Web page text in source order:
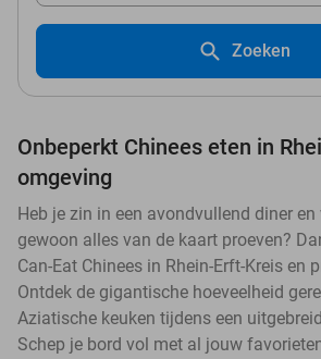
Zoeken
Onbeperkt Chinees eten in
omgeving
Heb je zin in een avondvullend diner
gewoon alles van de kaart proeven?
Can-Eat Chinees in Rhein-Erft-Kreis en
Ontdek de gigantische hoeveelheid
Aziatische keuken tijdens een
Schep je bord vol met al jouw